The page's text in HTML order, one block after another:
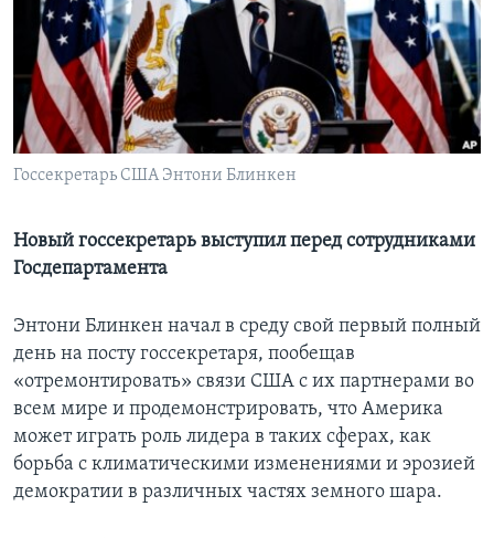
Learning English
СОЦИАЛЬНЫЕ СЕТИ
Госсекретарь США Энтони Блинкен
Новый госсекретарь выступил перед сотрудниками
Госдепартамента
Энтони Блинкен начал в среду свой первый полный
день на посту госсекретаря, пообещав
«отремонтировать» связи США с их партнерами во
всем мире и продемонстрировать, что Америка
может играть роль лидера в таких сферах, как
борьба с климатическими изменениями и эрозией
демократии в различных частях земного шара.